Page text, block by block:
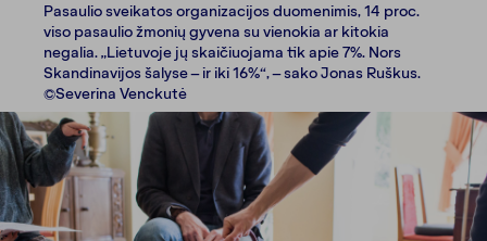
Pasaulio sveikatos organizacijos duomenimis, 14 proc.
viso pasaulio žmonių gyvena su vienokia ar kitokia
negalia. „Lietuvoje jų skaičiuojama tik apie 7%. Nors
Skandinavijos šalyse – ir iki 16%“, – sako Jonas Ruškus.
©Severina Venckutė